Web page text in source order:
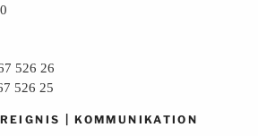
526 26
526 25
|KOMMUNIKATION